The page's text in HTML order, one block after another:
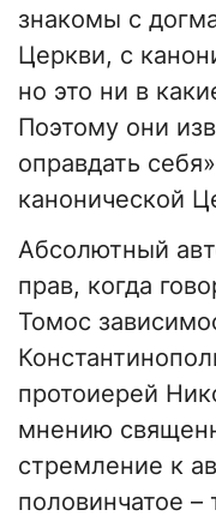
знакомы с
Церкви, с
но это ни в
Поэтому они
оправдать
канонической
Абсолютный
прав, когда
Томос
протоиерей
мнению
стремление к
половинчатое